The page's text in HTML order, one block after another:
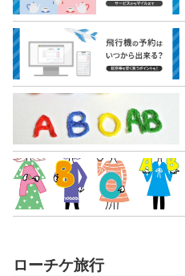
ローチケ旅行